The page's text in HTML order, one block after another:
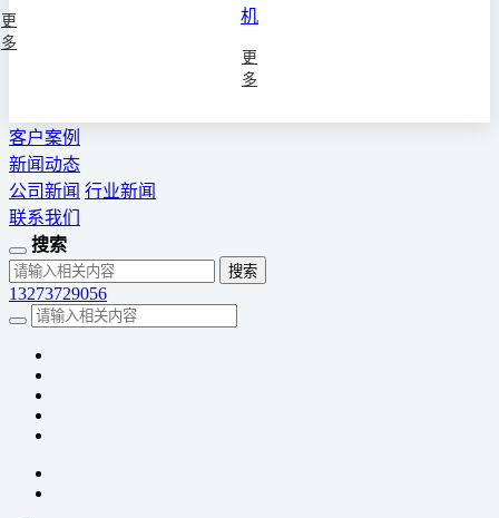
更
多
机
更
多
客户案例
新闻动态
公司新闻 行业新闻
联系我们
搜索
13273729056